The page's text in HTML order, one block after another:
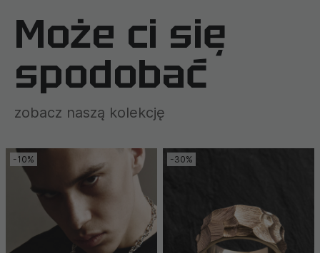
Może ci się
spodobać
zobacz naszą kolekcję
-10% -30%